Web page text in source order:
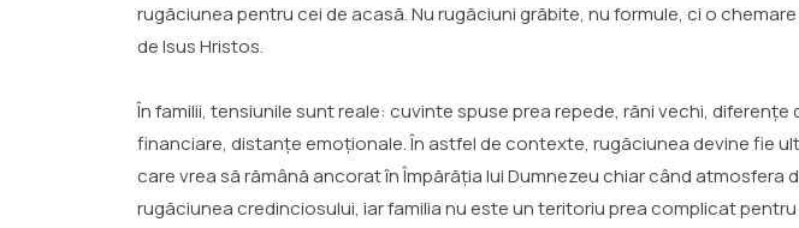
rugăciunea pentru cei de acasă. Nu rugăciuni grăbite, nu formule, ci o
de Isus Hristos.
În familii, tensiunile sunt reale: cuvinte spuse prea repede, răni vechi,
financiare, distanțe emoționale. În astfel de contexte, rugăciunea devine fie
care vrea să rămână ancorat în Împărăția lui Dumnezeu chiar când
rugăciunea credinciosului, iar familia nu este un teritoriu prea complicat